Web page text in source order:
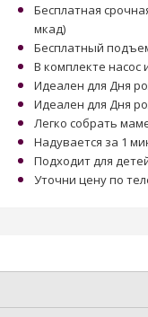
Бесплатная
мкад)
Бесплатный
В комплекте насос
Идеален для Дня
Идеален для Дня
Легко собрать
Надувается за 1
Подходит для
Уточни цену по